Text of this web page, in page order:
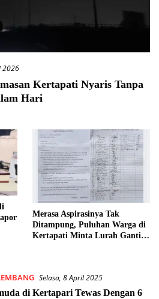
2026
Kertapati Nyaris Tanpa
Hari
Merasa Aspirasinya Tak
Ditampung, Puluhan Warga di
Kertapati Minta Lurah Ganti
Selasa, 8 April 2025
di Kertapari Tewas Dengan 6